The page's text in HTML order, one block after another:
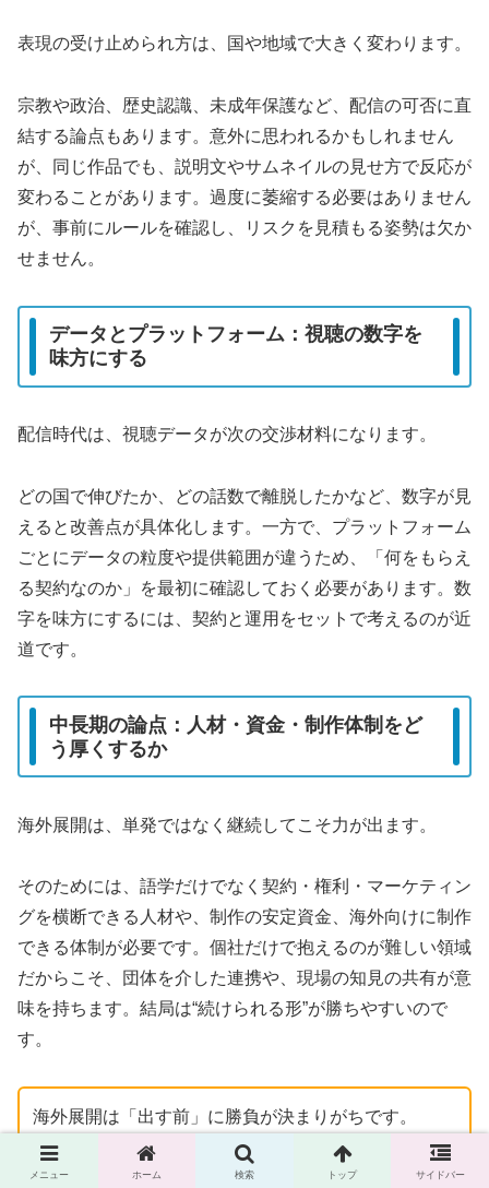
表現の受け止められ方は、国や地域で大きく変わります。
宗教や政治、歴史認識、未成年保護など、配信の可否に直
結する論点もあります。意外に思われるかもしれません
が、同じ作品でも、説明文やサムネイルの見せ方で反応が
変わることがあります。過度に萎縮する必要はありません
が、事前にルールを確認し、リスクを見積もる姿勢は欠か
せません。
データとプラットフォーム：視聴の数字を
味方にする
配信時代は、視聴データが次の交渉材料になります。
どの国で伸びたか、どの話数で離脱したかなど、数字が見
えると改善点が具体化します。一方で、プラットフォーム
ごとにデータの粒度や提供範囲が違うため、「何をもらえ
る契約なのか」を最初に確認しておく必要があります。数
字を味方にするには、契約と運用をセットで考えるのが近
道です。
中長期の論点：人材・資金・制作体制をど
う厚くするか
海外展開は、単発ではなく継続してこそ力が出ます。
そのためには、語学だけでなく契約・権利・マーケティン
グを横断できる人材や、制作の安定資金、海外向けに制作
できる体制が必要です。個社だけで抱えるのが難しい領域
だからこそ、団体を介した連携や、現場の知見の共有が意
味を持ちます。結局は“続けられる形”が勝ちやすいので
す。
海外展開は「出す前」に勝負が決まりがちです。
権利・契約・導線・データの4点を早めにそろえる
と、手戻りが減ります。
メニュー ホーム 検索 トップ サイドバー